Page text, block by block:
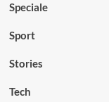
Speciale
Sport
Stories
Tech